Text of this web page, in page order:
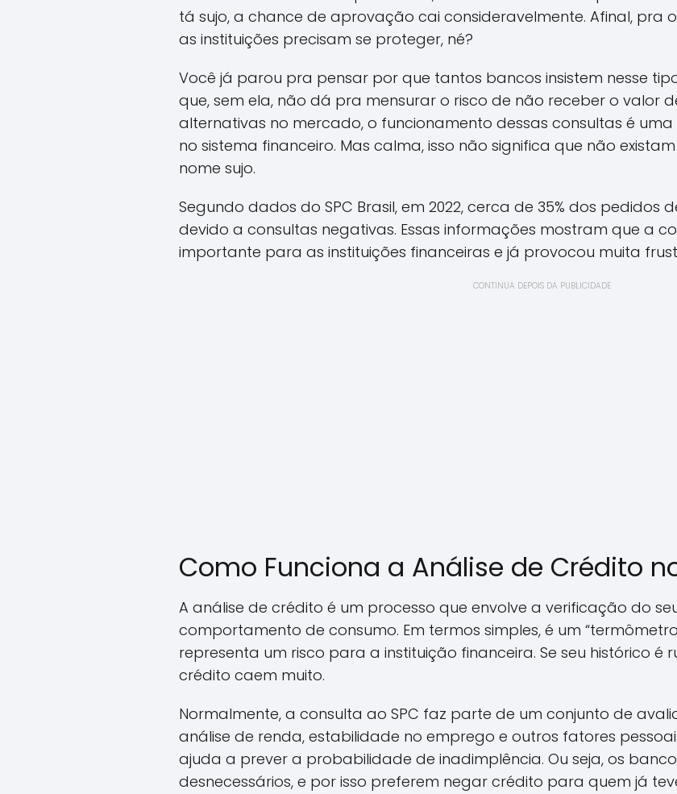
tá sujo, a chance de aprovação cai consideravelmente. Afinal, pra
as instituições precisam se proteger, né?
Você já parou pra pensar por que tantos bancos insistem nesse
que, sem ela, não dá pra mensurar o risco de não receber o valor
alternativas no mercado, o funcionamento dessas consultas é
no sistema financeiro. Mas calma, isso não significa que não
nome sujo.
Segundo dados do SPC Brasil, em 2022, cerca de 35% dos
devido a consultas negativas. Essas informações mostram que a
importante para as instituições financeiras e já provocou muita
CONTINUA DEPOIS DA PUBLICIDADE
Como Funciona a Análise de Crédito
A análise de crédito é um processo que envolve a verificação do
comportamento de consumo. Em termos simples, é um
representa um risco para a instituição financeira. Se seu histórico é
crédito caem muito.
Normalmente, a consulta ao SPC faz parte de um conjunto de
análise de renda, estabilidade no emprego e outros fatores
ajuda a prever a probabilidade de inadimplência. Ou seja, os
desnecessários, e por isso preferem negar crédito para quem já